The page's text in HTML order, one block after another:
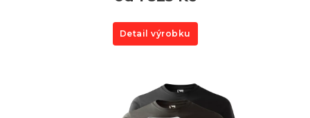
Detail výrobku